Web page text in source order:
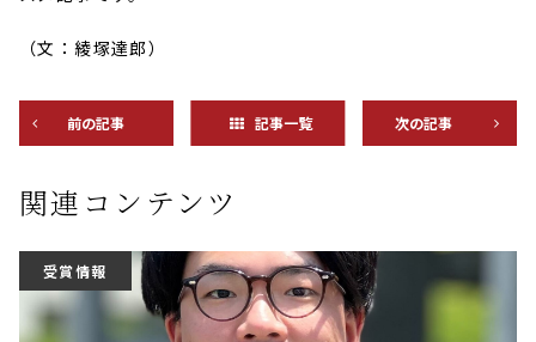
（文：綾塚達郎）
前の記事 記事一覧 次の記事
関連コンテンツ
受賞情報